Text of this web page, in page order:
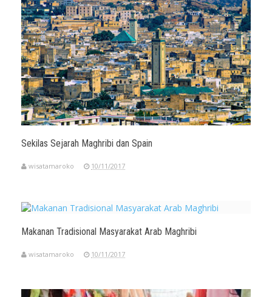
Sekilas Sejarah Maghribi dan Spain
wisatamaroko 10/11/2017
Makanan Tradisional Masyarakat Arab Maghribi
wisatamaroko 10/11/2017